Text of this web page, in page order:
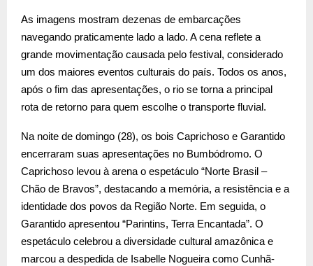
As imagens mostram dezenas de embarcações
navegando praticamente lado a lado. A cena reflete a
grande movimentação causada pelo festival, considerado
um dos maiores eventos culturais do país. Todos os anos,
após o fim das apresentações, o rio se torna a principal
rota de retorno para quem escolhe o transporte fluvial.
Na noite de domingo (28), os bois Caprichoso e Garantido
encerraram suas apresentações no Bumbódromo. O
Caprichoso levou à arena o espetáculo “Norte Brasil –
Chão de Bravos”, destacando a memória, a resistência e a
identidade dos povos da Região Norte. Em seguida, o
Garantido apresentou “Parintins, Terra Encantada”. O
espetáculo celebrou a diversidade cultural amazônica e
marcou a despedida de Isabelle Nogueira como Cunhã-